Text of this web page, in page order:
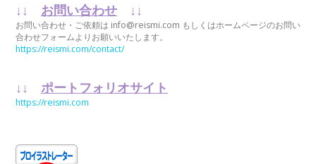
↓↓ お問い合わせ ↓↓
お問い合わせ・ご依頼は info@reismi.com もしくはホームページのお問い
合わせフォームよりお願いいたします。
https://reismi.com/contact/
↓↓ ポートフォリオサイト
https://reismi.com